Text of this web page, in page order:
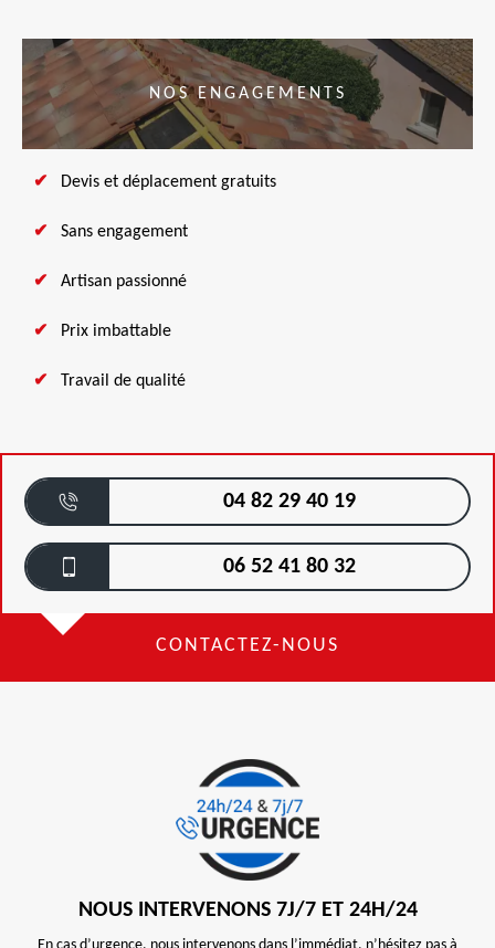
NOS ENGAGEMENTS
Devis et déplacement gratuits
Sans engagement
Artisan passionné
Prix imbattable
Travail de qualité
04 82 29 40 19
06 52 41 80 32
CONTACTEZ-NOUS
NOUS INTERVENONS 7J/7 ET 24H/24